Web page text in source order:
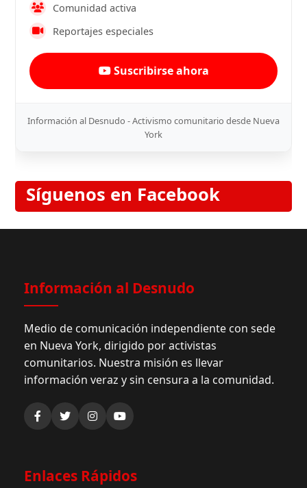
Comunidad activa
Reportajes especiales
Suscribirse ahora
Información al Desnudo - Activismo comunitario desde Nueva
York
Síguenos en Facebook
Información al Desnudo
Medio de comunicación independiente con sede
en Nueva York, dirigido por activistas
comunitarios. Nuestra misión es llevar
información veraz y sin censura a la comunidad.
Enlaces Rápidos